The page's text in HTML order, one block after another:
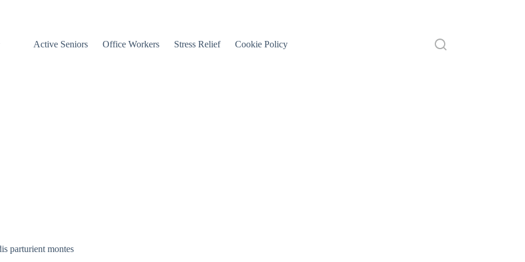
Active Seniors Office Workers Stress Relief Cookie Policy
parturient montes